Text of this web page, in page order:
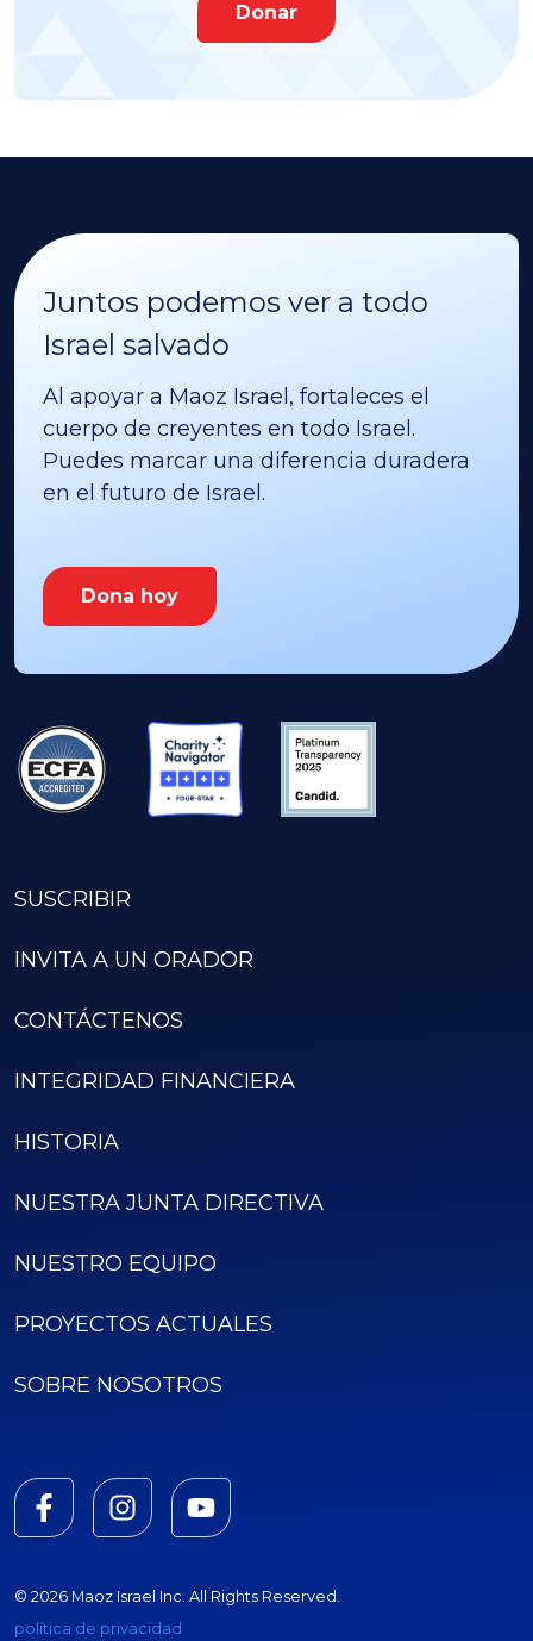
Donar
Juntos podemos ver a todo
Israel salvado
Al apoyar a Maoz Israel, fortaleces el
cuerpo de creyentes en todo Israel.
Puedes marcar una diferencia duradera
en el futuro de Israel.
Dona hoy
SUSCRIBIR
INVITA A UN ORADOR
CONTÁCTENOS
INTEGRIDAD FINANCIERA
HISTORIA
NUESTRA JUNTA DIRECTIVA
NUESTRO EQUIPO
PROYECTOS ACTUALES
SOBRE NOSOTROS
© 2026 Maoz Israel Inc. All Rights Reserved.
política de privacidad